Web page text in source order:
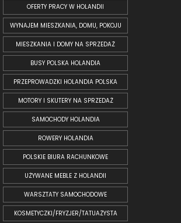
OFERTY PRACY W HOLANDII
WYNAJEM MIESZKANIA, DOMU, POKOJU
MIESZKANIA I DOMY NA SPRZEDAŻ
BUSY POLSKA HOLANDIA
PRZEPROWADZKI HOLANDIA POLSKA
MOTORY I SKUTERY NA SPRZEDAŻ
SAMOCHODY HOLANDIA
ROWERY HOLANDIA
POLSKIE BIURA RACHUNKOWE
UŻYWANE MEBLE Z HOLANDII
WARSZTATY SAMOCHODOWE
KOSMETYCZKI/FRYZJER/TATUAŻYSTA